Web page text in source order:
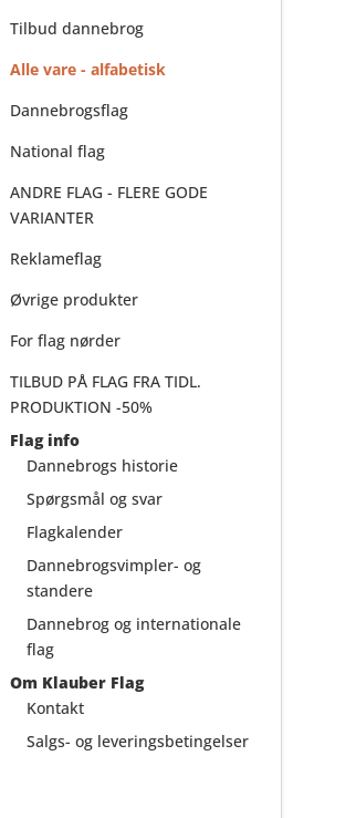
Tilbud dannebrog
Alle vare - alfabetisk
Dannebrogsflag
National flag
ANDRE FLAG - FLERE GODE
VARIANTER
Reklameflag
Øvrige produkter
For flag nørder
TILBUD PÅ FLAG FRA TIDL.
PRODUKTION -50%
Flag info
Dannebrogs historie
Spørgsmål og svar
Flagkalender
Dannebrogsvimpler- og
standere
Dannebrog og internationale
flag
Om Klauber Flag
Kontakt
Salgs- og leveringsbetingelser